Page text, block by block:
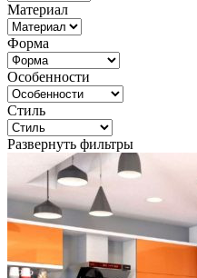
Материал
Форма
Особенности
Стиль
Развернуть фильтры